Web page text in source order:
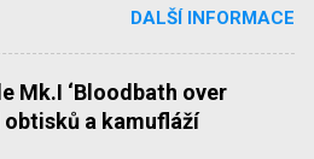
protiletadlovou zbraň. V setu 3148
této zbraně, v měřítku 1/35,
popruhy nábojových schránek.
DALŠÍ INFORMACE
Mk.I ‘Bloodbath over
obtisků a kamufláží